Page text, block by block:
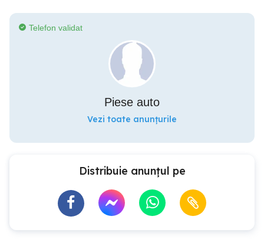
Telefon validat
Piese auto
Vezi toate anunțurile
Distribuie anunțul pe